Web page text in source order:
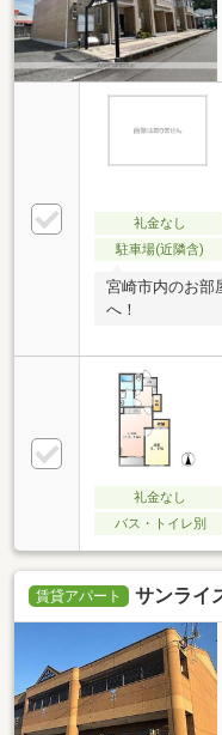
礼金なし
駐車場(近隣含)
宮崎市内のお部
へ！
礼金なし
バス・トイレ別
賃貸アパート サンライ